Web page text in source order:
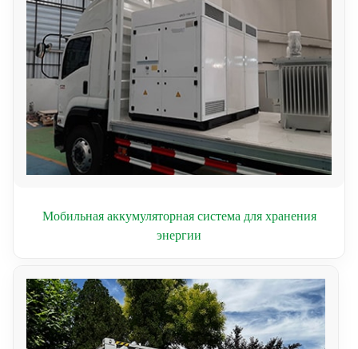
Мобильная аккумуляторная система для хранения
энергии